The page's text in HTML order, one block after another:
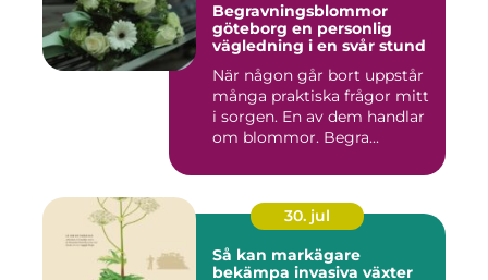
Begravningsblommor
göteborg en personlig
vägledning i en svår stund
När någon går bort uppstår
många praktiska frågor mitt
i sorgen. En av dem handlar
om blommor. Begra...
30. jul
Så kan markägare
bekämpa invasiva växter